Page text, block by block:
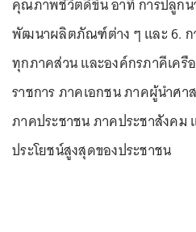
คุณภาพชีวิตดีขึ้น อาทิ การปลูก
พัฒนาผลิตภัณฑ์ต่าง ๆ และ 6. ก
ทุกภาคส่วน และองค์กรภาคีเครื
ราชการ ภาคเอกชน ภาคผู้นำศา
ภาคประชาชน ภาคประชาสังคม
ประโยชน์สูงสุดของประชาชน